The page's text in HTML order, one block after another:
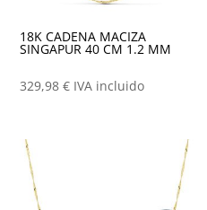
18K CADENA MACIZA
SINGAPUR 40 CM 1.2 MM
329,98€ IVA incluido